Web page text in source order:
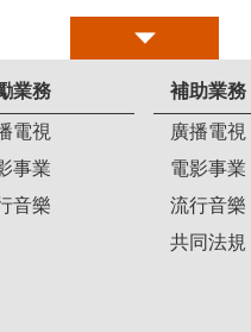
業務
電視
事業
音樂
補助業務
廣播電視
電影事業
流行音樂
共同法規